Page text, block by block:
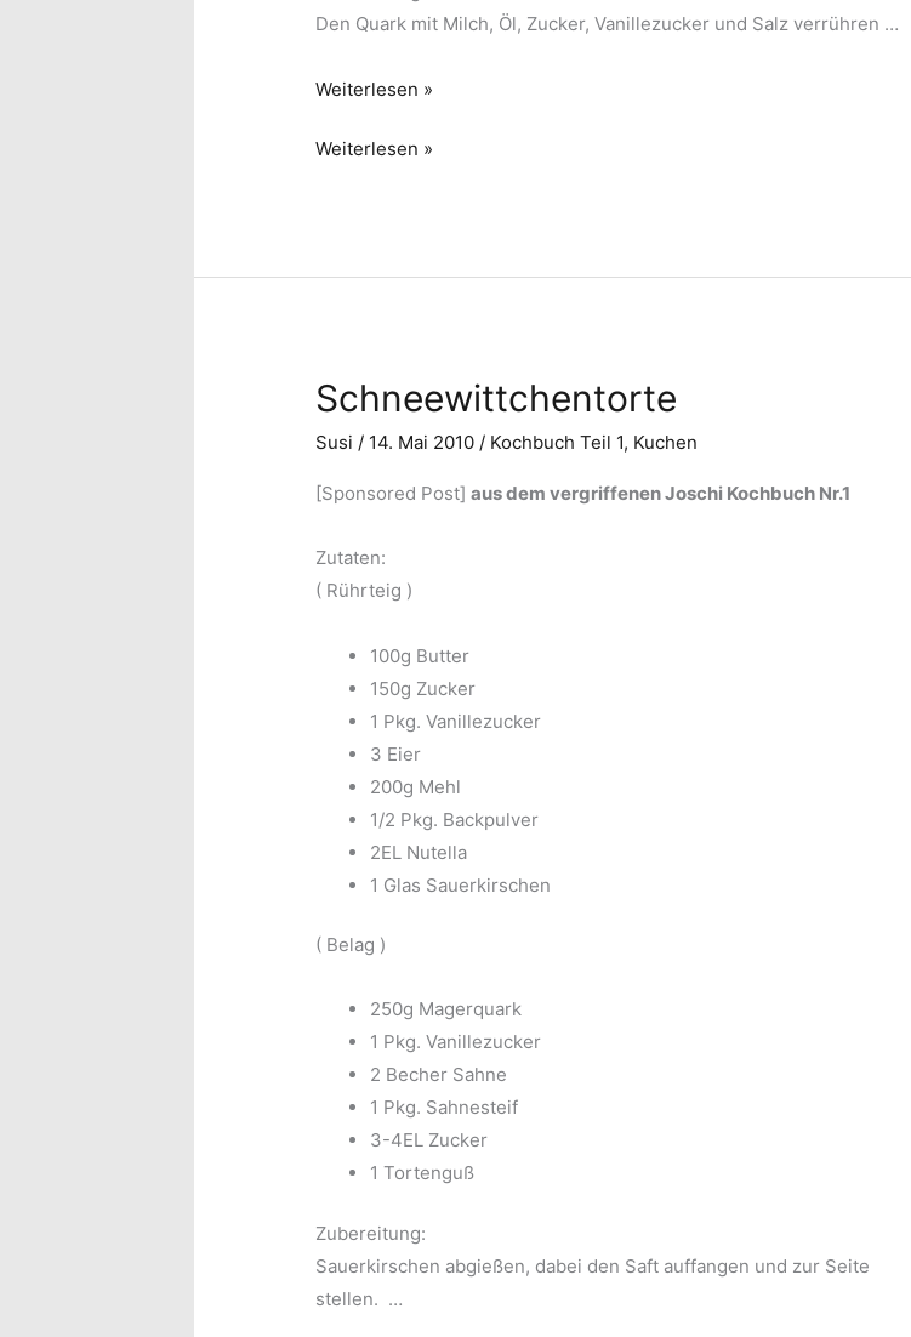
Den Quark mit Milch, Öl, Zucker, Vanillezucker und Salz verrühren …
Apfelmus-
Kuchen
Weiterlesen »
Apfelmus-
Weiterlesen »
Schneewittchentorte
Susi / 14. Mai 2010 / Kochbuch Teil 1, Kuchen
[Sponsored Post]aus dem vergriffenen Joschi Kochbuch Nr.1
Zutaten:
( Rührteig )
100g Butter
150g Zucker
1 Pkg. Vanillezucker
3 Eier
200g Mehl
1/2 Pkg. Backpulver
2EL Nutella
1 Glas Sauerkirschen
( Belag )
250g Magerquark
1 Pkg. Vanillezucker
2 Becher Sahne
1 Pkg. Sahnesteif
3-4EL Zucker
1 Tortenguß
Zubereitung:
Sauerkirschen abgießen, dabei den Saft auffangen und zur Seite
stellen. …